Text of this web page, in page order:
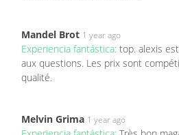
Mandel Brot 1 year ago
Experiencia fantástica: top. alexis
aux questions. Les prix sont
qualité.
Melvin Grima 1 year ago